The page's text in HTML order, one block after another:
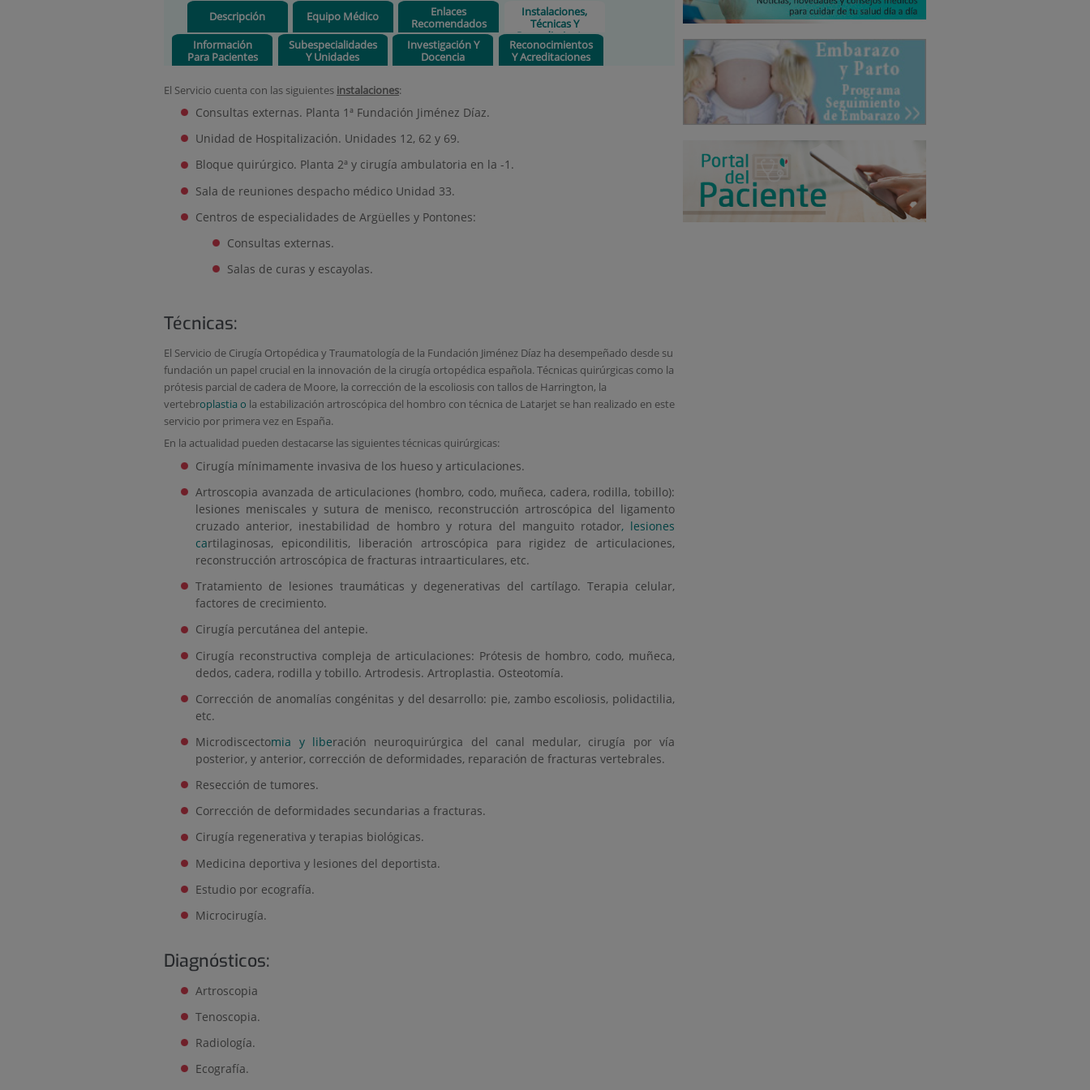
Descripción Equipo Médico
Enlaces
Recomendados
Instalaciones,
Técnicas Y
Procedimientos
Información
Para Pacientes
Subespecialidades
Y Unidades
Investigación Y
Docencia
Reconocimientos
Y Acreditaciones
El Servicio cuenta con las siguientes instalaciones:
Consultas externas. Planta 1ª Fundación Jiménez Díaz.
Unidad de Hospitalización. Unidades 12, 62 y 69.
Bloque quirúrgico. Planta 2ª y cirugía ambulatoria en la -1.
Sala de reuniones despacho médico Unidad 33.
Centros de especialidades de Argüelles y Pontones:
Consultas externas.
Salas de curas y escayolas.
Técnicas:
El Servicio de Cirugía Ortopédica y Traumatología de la Fundación Jiménez Díaz ha desempeñado desde su
fundación un papel crucial en la innovación de la cirugía ortopédica española. Técnicas quirúrgicas como la
prótesis parcial de cadera de Moore, la corrección de la escoliosis con tallos de Harrington, la
vertebroplastia o la estabilización artroscópica del hombro con técnica de Latarjet se han realizado en este
servicio por primera vez en España.
En la actualidad pueden destacarse las siguientes técnicas quirúrgicas:
Cirugía mínimamente invasiva de los hueso y articulaciones.
Artroscopia avanzada de articulaciones (hombro, codo, muñeca, cadera, rodilla, tobillo):
lesiones meniscales y sutura de menisco, reconstrucción artroscópica del ligamento
cruzado anterior, inestabilidad de hombro y rotura del manguito rotador, lesiones
cartilaginosas, epicondilitis, liberación artroscópica para rigidez de articulaciones,
reconstrucción artroscópica de fracturas intraarticulares, etc.
Tratamiento de lesiones traumáticas y degenerativas del cartílago. Terapia celular,
factores de crecimiento.
Cirugía percutánea del antepie.
Cirugía reconstructiva compleja de articulaciones: Prótesis de hombro, codo, muñeca,
dedos, cadera, rodilla y tobillo. Artrodesis. Artroplastia. Osteotomía.
Corrección de anomalías congénitas y del desarrollo: pie, zambo escoliosis, polidactilia,
etc.
Microdiscectomia y liberación neuroquirúrgica del canal medular, cirugía por vía
posterior, y anterior, corrección de deformidades, reparación de fracturas vertebrales.
Resección de tumores.
Corrección de deformidades secundarias a fracturas.
Cirugía regenerativa y terapias biológicas.
Medicina deportiva y lesiones del deportista.
Estudio por ecografía.
Microcirugía.
Diagnósticos:
Artroscopia
Tenoscopia.
Radiología.
Ecografía.